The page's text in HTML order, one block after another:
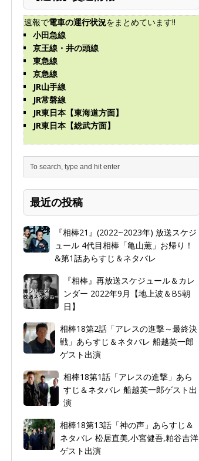
速報で電車の運行状況をまとめています!!
小田急線
京王線・井の頭線
東急線
京急線
JR山手線
JR常磐線
JR東日本【東海道方面】
JR東日本【総武方面】
最近の投稿
『相棒21』(2022~2023年) 放送スケジ
ュール 4代目相棒「亀山薫」お帰り！
&第1話あらすじ＆ネタバレ
『相棒』再放送スケジュール＆カレ
ンダー 2022年9月【地上波＆BS朝
日】
相棒18第2話「アレスの進撃～最終決
戦」あらすじ＆ネタバレ 船越英一郎
ゲスト出演
相棒18第1話「アレスの進撃」あら
すじ＆ネタバレ 船越英一郎ゲスト出
演
相棒18第13話「神の声」あらすじ＆
ネタバレ 松居直美,小宮健吾,粕谷吉洋
ゲスト出演